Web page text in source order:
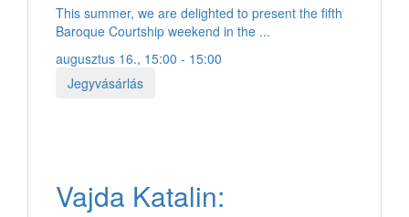
This summer, we are delighted to present the fifth
Baroque Courtship weekend in the ...
augusztus 16., 15:00 - 15:00
Jegyvásárlás
Vajda Katalin: